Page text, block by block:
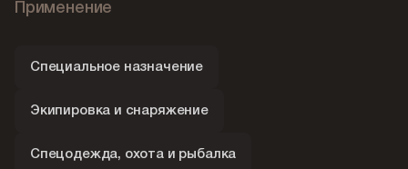
Применение
Специальное назначение
Экипировка и снаряжение
Спецодежда, охота и рыбалка